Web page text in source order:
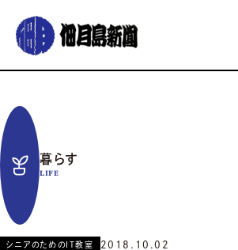
グルメ おでかけ
佃月島新聞の紹介
お知らせ
シニアのためのIT教室 2018.10.02
暮らす
LIFE